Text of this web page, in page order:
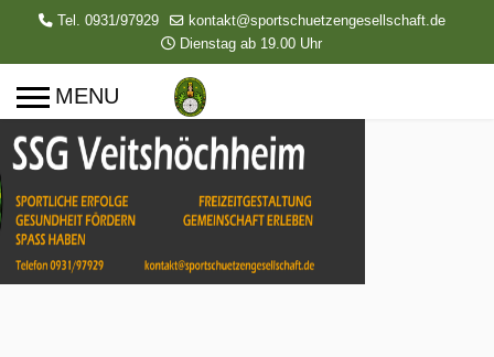
Tel. 0931/97929
kontakt@sportschuetzengesellschaft.de
Dienstag ab 19.00 Uhr